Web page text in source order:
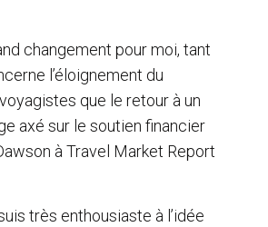
changement pour moi, tant
l’éloignement du
que le retour à un
axé sur le soutien financier
à Travel Market Report
très enthousiaste à l’idée